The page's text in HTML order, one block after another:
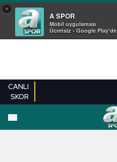
×
A SPOR
Mobil uygulaması
Ücretsiz - Google Play'de
CANLI
SKOR